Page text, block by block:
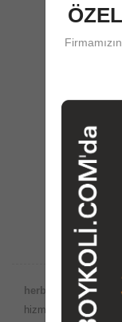
Satış
herboykoli.com
hizmetlerinin